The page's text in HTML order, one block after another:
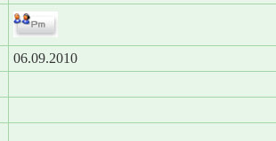
06.09.2010